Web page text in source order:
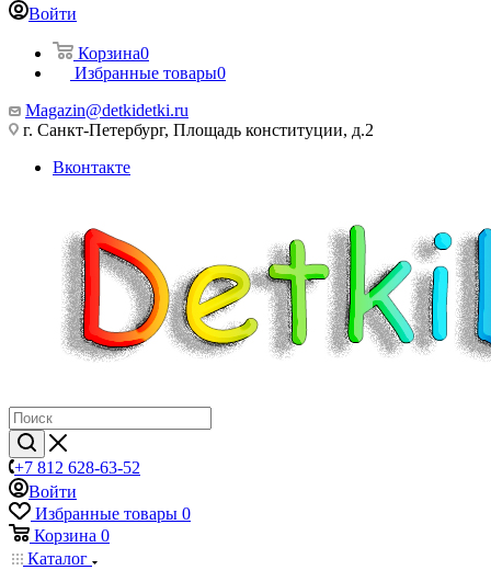
Войти
Корзина0
Избранные товары0
Magazin@detkidetki.ru
г. Санкт-Петербург, Площадь конституции, д.2
Вконтакте
+7 812 628-63-52
Войти
Избранные товары 0
Корзина 0
Каталог